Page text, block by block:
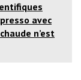
avec
n’est